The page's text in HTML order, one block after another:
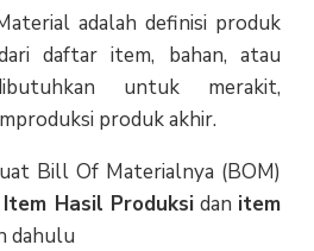
adalah definisi produk
daftar item, bahan, atau
untuk merakit,
produk akhir.
Bill Of Materialnya (BOM)
Item Hasil Produksidan item
dahulu